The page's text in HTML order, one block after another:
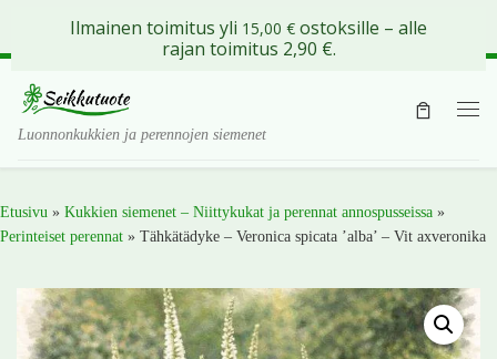
Skip to content
Luonnonkukkien ja perennojen siemenet
Etusivu » Kukkien siemenet – Niittykukat ja perennat annospusseissa »
Perinteiset perennat » Tähkätädyke – Veronica spicata ’alba’ – Vit axveronika
Ilmainen toimitus yli 15,00 € ostoksille – alle
rajan toimitus 2,90 €.